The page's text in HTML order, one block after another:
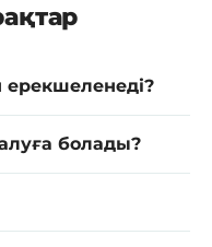
болады?